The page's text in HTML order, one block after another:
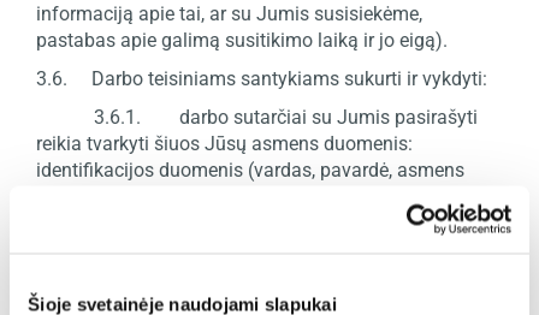
Šioje svetainėje naudojami slapukai
informaciją apie tai, ar su Jumis susisiekėme,
pastabas apie galimą susitikimo laiką ir jo eigą).
3.6. Darbo teisiniams santykiams sukurti ir vykdyti:
3.6.1. darbo sutarčiai su Jumis pasirašyti
reikia tvarkyti šiuos Jūsų asmens duomenis:
identifikacijos duomenis (vardas, pavardė, asmens
adresas, telefono numeris), informacija apie
kurios nurodytos darbo sutartyje. Jūsų tapatybei